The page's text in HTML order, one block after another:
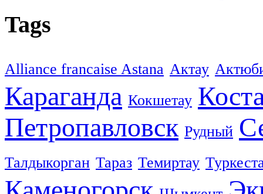
Tags
Alliance francaise Astana Актау
Караганда Кокшетау
Петропавловск Рудный
Талдыкорган Тараз Темиртау